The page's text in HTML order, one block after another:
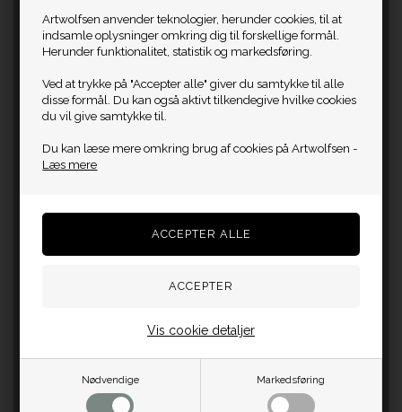
Artwolfsen anvender teknologier, herunder cookies, til at
indsamle oplysninger omkring dig til forskellige formål.
Herunder funktionalitet, statistik og markedsføring.
Ved at trykke på "Accepter alle" giver du samtykke til alle
disse formål. Du kan også aktivt tilkendegive hvilke cookies
du vil give samtykke til.
Du kan læse mere omkring brug af cookies på Artwolfsen -
Læs mere
Nødvendige Markedsføring
Vis cookie detaljer